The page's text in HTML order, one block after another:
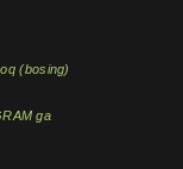
(bosing)
ga